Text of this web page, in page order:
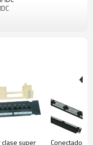
clase super
Conectador